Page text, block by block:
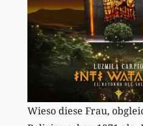
Wieso diese Frau,